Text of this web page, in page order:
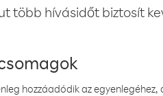
több hívásidőt biztosít
hozzáadódik az